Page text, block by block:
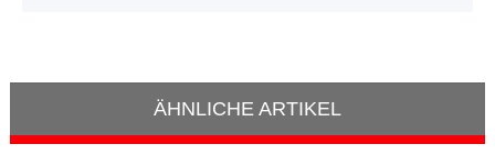
ÄHNLICHE ARTIKEL